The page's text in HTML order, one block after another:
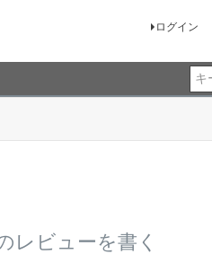
ログイン
レビューを書く